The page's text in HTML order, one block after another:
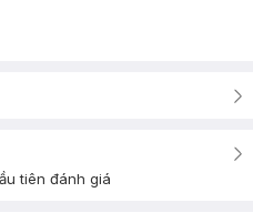
tiên đánh giá